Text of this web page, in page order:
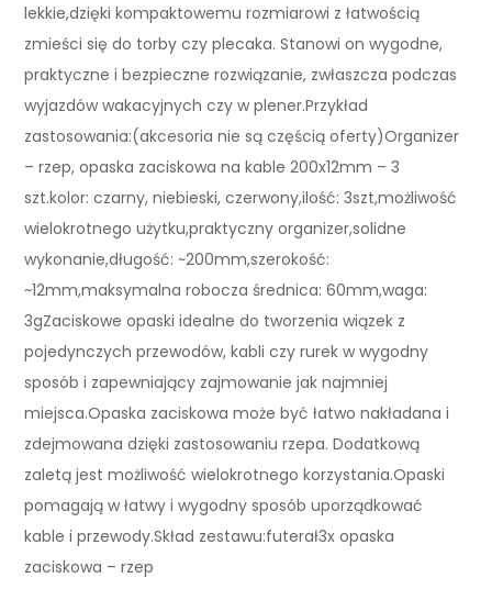
lekkie,dzięki kompaktowemu rozmiarowi z łatwością
zmieści się do torby czy plecaka. Stanowi on wygodne,
praktyczne i bezpieczne rozwiązanie, zwłaszcza podczas
wyjazdów wakacyjnych czy w plener.Przykład
zastosowania:(akcesoria nie są częścią oferty)Organizer
– rzep, opaska zaciskowa na kable 200x12mm – 3
szt.kolor: czarny, niebieski, czerwony,ilość: 3szt,możliwość
wielokrotnego użytku,praktyczny organizer,solidne
wykonanie,długość: ~200mm,szerokość:
~12mm,maksymalna robocza średnica: 60mm,waga:
3gZaciskowe opaski idealne do tworzenia wiązek z
pojedynczych przewodów, kabli czy rurek w wygodny
sposób i zapewniający zajmowanie jak najmniej
miejsca.Opaska zaciskowa może być łatwo nakładana i
zdejmowana dzięki zastosowaniu rzepa. Dodatkową
zaletą jest możliwość wielokrotnego korzystania.Opaski
pomagają w łatwy i wygodny sposób uporządkować
kable i przewody.Skład zestawu:futerał3x opaska
zaciskowa – rzep